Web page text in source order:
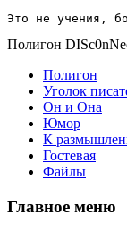
Это не учения,
Полигон
Полигон
Уголок
Он и Она
Юмор
К
Гостевая
Файлы
Главное меню